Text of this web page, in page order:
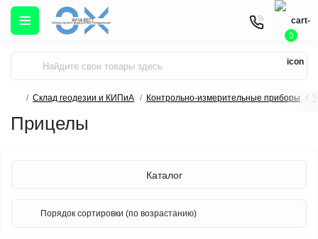
0
Склад геодезии и КИПиА Контрольно-измерительные приборы
Прицелы
Каталог